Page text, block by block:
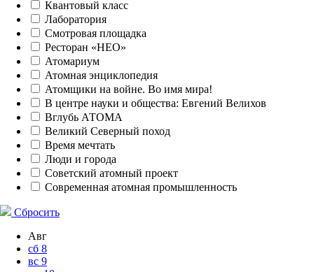
Квантовый класс
Лаборатория
Смотровая площадка
Ресторан «НЕО»
Атомариум
Атомная энциклопедия
Атомщики на войне. Во имя мира!
В центре науки и общества: Евгений Велихов
Вглубь АТОМА
Великий Северный поход
Время мечтать
Люди и города
Советский атомный проект
Современная атомная промышленность
Сбросить
Авг
сб 8
вс 9